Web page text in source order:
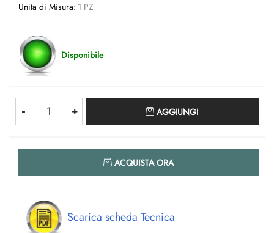
Unita di Misura: 1 PZ
Disponibile
AGGIUNGI
ACQUISTA ORA
Scarica scheda Tecnica